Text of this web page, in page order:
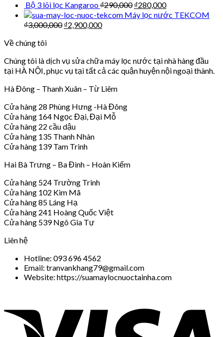
Bộ 3 lõi lọc Kangaroo₫290,000 ₫280,000
Máy lọc nước TEKCOM
₫3,000,000 ₫2,900,000
Về chúng tôi
Chúng tôi là dịch vụ sửa chữa máy lọc nước tại nhà hàng đầu
tại HÀ NỘI, phục vụ tại tất cả các quận huyện nội ngoại thành.
Hà Đông – Thanh Xuân – Từ Liêm
Cửa hàng 28 Phùng Hưng -Hà Đông
Cửa hàng 164 Ngọc Đại, Đại Mỗ
Cửa hàng 22 cầu dậu
Cửa hàng 135 Thanh Nhàn
Cửa hàng 139 Tam Trinh
Hai Bà Trưng – Ba Đình – Hoàn Kiếm
Cửa hàng 524 Trường Trinh
Cửa hàng 102 Kim Mã
Cửa hàng 85 Láng Hạ
Cửa hàng 241 Hoàng Quốc Việt
Cửa hàng 539 Ngô Gia Tự
Liên hệ
Hotline: 093 696 4562
Email: tranvankhang79@gmail.com
Website: https://suamaylocnuoctainha.com